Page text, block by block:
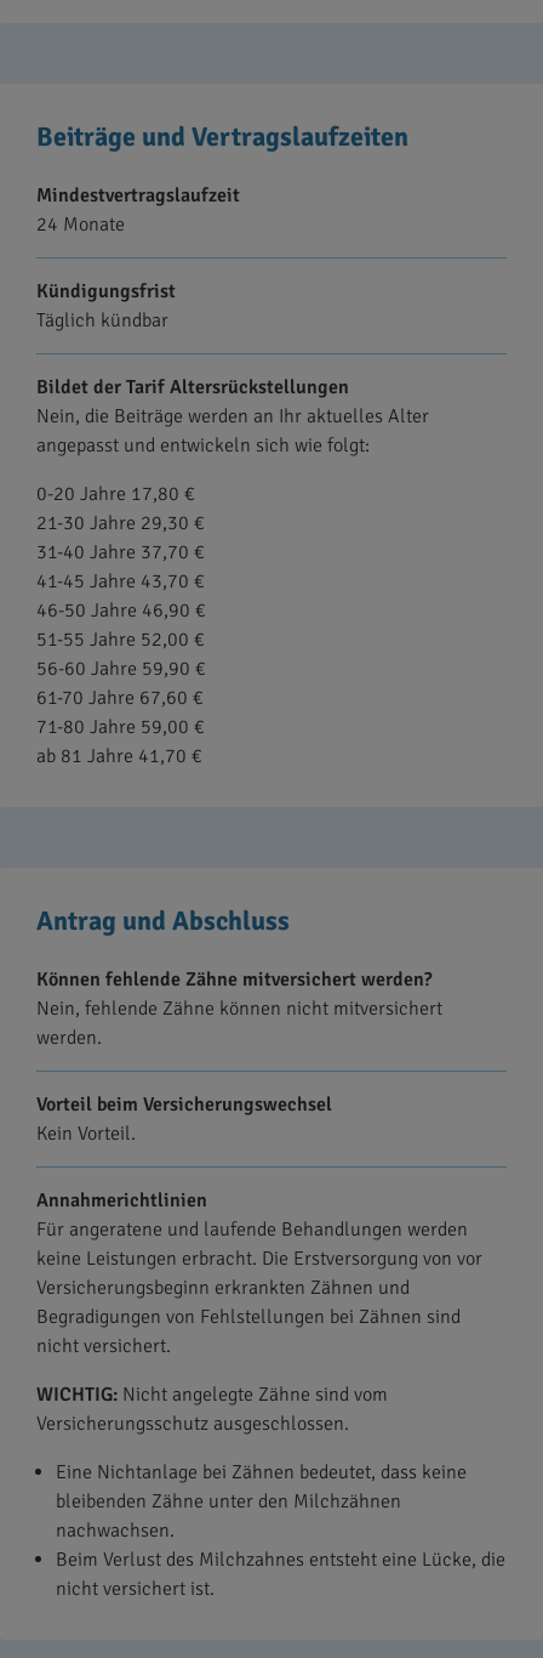
Beiträge und Vertragslaufzeiten
Mindestvertragslaufzeit
24 Monate
Kündigungsfrist
Täglich kündbar
Bildet der Tarif Altersrückstellungen
Nein, die Beiträge werden an Ihr aktuelles Alter
angepasst und entwickeln sich wie folgt:
0-20 Jahre 17,80 €
21-30 Jahre 29,30 €
31-40 Jahre 37,70 €
41-45 Jahre 43,70 €
46-50 Jahre 46,90 €
51-55 Jahre 52,00 €
56-60 Jahre 59,90 €
61-70 Jahre 67,60 €
71-80 Jahre 59,00 €
ab 81 Jahre 41,70 €
Antrag und Abschluss
Können fehlende Zähne mitversichert werden?
Nein, fehlende Zähne können nicht mitversichert
werden.
Vorteil beim Versicherungswechsel
Kein Vorteil.
Annahmerichtlinien
Für angeratene und laufende Behandlungen werden
keine Leistungen erbracht. Die Erstversorgung von vor
Versicherungsbeginn erkrankten Zähnen und
Begradigungen von Fehlstellungen bei Zähnen sind
nicht versichert.
WICHTIG: Nicht angelegte Zähne sind vom
Versicherungsschutz ausgeschlossen.
Eine Nichtanlage bei Zähnen bedeutet, dass keine
bleibenden Zähne unter den Milchzähnen
nachwachsen.
Beim Verlust des Milchzahnes entsteht eine Lücke, die
nicht versichert ist.